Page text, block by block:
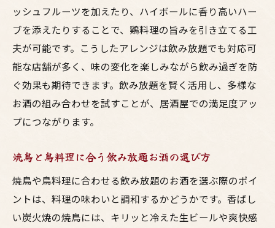
ッシュフルーツを加えたり、ハイボールに香り高いハー
ブを添えたりすることで、鶏料理の旨みを引き立てる工
夫が可能です。こうしたアレンジは飲み放題でも対応可
能な店舗が多く、味の変化を楽しみながら飲み過ぎを防
ぐ効果も期待できます。飲み放題を賢く活用し、多様な
お酒の組み合わせを試すことが、居酒屋での満足度アッ
プにつながります。
焼鳥と鳥料理に合う飲み放題お酒の選び方
焼鳥や鳥料理に合わせる飲み放題のお酒を選ぶ際のポイ
ントは、料理の味わいと調和するかどうかです。香ばし
い炭火焼の焼鳥には、キリッと冷えた生ビールや爽快感